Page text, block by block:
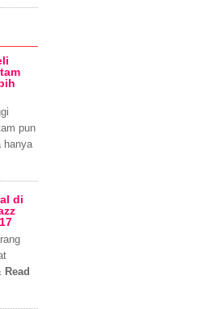
pun
hanya
di
Read